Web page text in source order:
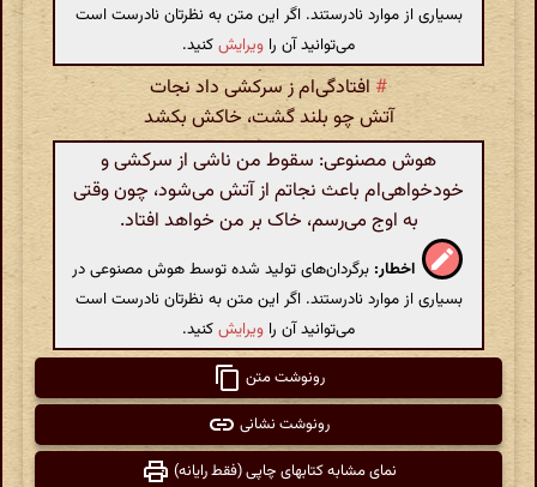
بسیاری از موارد نادرستند. اگر این متن به نظرتان نادرست است
می‌توانید آن را ویرایشکنید.
# افتادگی‌ام ز سرکشی داد نجات
آتش چو بلند گشت، خاکش بکشد
هوش مصنوعی: سقوط من ناشی از سرکشی و
خودخواهی‌ام باعث نجاتم از آتش می‌شود، چون وقتی
به اوج می‌رسم، خاک بر من خواهد افتاد.
اخطار: برگردان‌های تولید شده توسط هوش مصنوعی در
بسیاری از موارد نادرستند. اگر این متن به نظرتان نادرست است
می‌توانید آن را ویرایشکنید.
رونوشت متن
رونوشت نشانی
نمای مشابه کتابهای چاپی (فقط رایانه)